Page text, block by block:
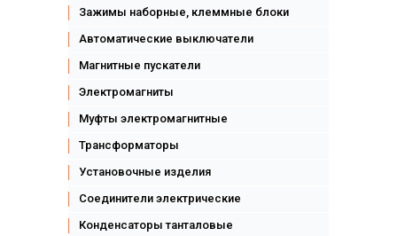
Зажимы наборные, клеммные блоки
Автоматические выключатели
Магнитные пускатели
Электромагниты
Муфты электромагнитные
Трансформаторы
Установочные изделия
Соединители электрические
Конденсаторы танталовые